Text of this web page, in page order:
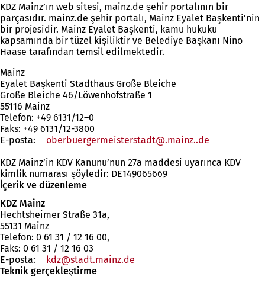
KDZ Mainz’ın web sitesi, mainz.de şehir portalının bir
parçasıdır. mainz.de şehir portalı, Mainz Eyalet Başkenti’nin
bir projesidir. Mainz Eyalet Başkenti, kamu hukuku
kapsamında bir tüzel kişiliktir ve Belediye Başkanı Nino
Haase tarafından temsil edilmektedir.
Mainz
Eyalet Başkenti Stadthaus Große Bleiche
Große Bleiche 46/Löwenhofstraße 1
55116 Mainz
Telefon: +49 6131/12–0
Faks: +49 6131/12-3800
E-posta:
oberbuergermeisterstadt .mainz. de
KDZ Mainz’in KDV Kanunu’nun 27a maddesi uyarınca KDV
kimlik numarası şöyledir: DE149065669
İçerik ve düzenleme
KDZ Mainz
Hechtsheimer Straße 31a,
55131 Mainz
Telefon: 0 61 31 / 12 16 00,
Faks: 0 61 31 / 12 16 03
E-posta:
kdz stadt.mainz de
Teknik gerçekleştirme